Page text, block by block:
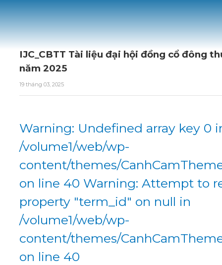
IJC_CBTT Tài liệu đại hội đồng cổ đông
năm 2025
19 tháng 03, 2025
Warning: Undefined array key 0
/volume1/web/wp-
content/themes/
on line 40 Warning: Attempt to
property "term_id" on null in
/volume1/web/wp-
content/themes/
on line 40